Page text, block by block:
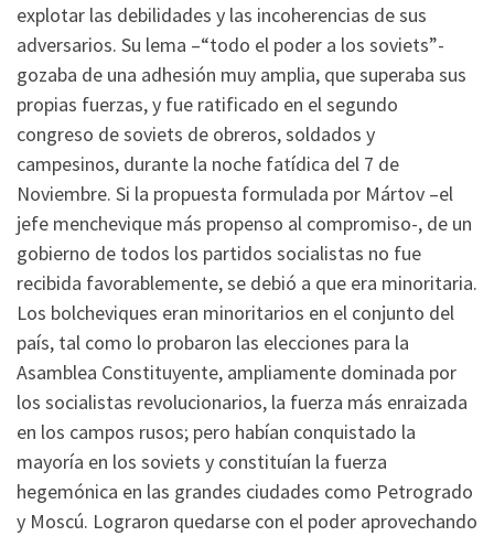
explotar las debilidades y las incoherencias de sus
adversarios. Su lema –“todo el poder a los soviets”-
gozaba de una adhesión muy amplia, que superaba sus
propias fuerzas, y fue ratificado en el segundo
congreso de soviets de obreros, soldados y
campesinos, durante la noche fatídica del 7 de
Noviembre. Si la propuesta formulada por Mártov –el
jefe menchevique más propenso al compromiso-, de un
gobierno de todos los partidos socialistas no fue
recibida favorablemente, se debió a que era minoritaria.
Los bolcheviques eran minoritarios en el conjunto del
país, tal como lo probaron las elecciones para la
Asamblea Constituyente, ampliamente dominada por
los socialistas revolucionarios, la fuerza más enraizada
en los campos rusos; pero habían conquistado la
mayoría en los soviets y constituían la fuerza
hegemónica en las grandes ciudades como Petrogrado
y Moscú. Lograron quedarse con el poder aprovechando